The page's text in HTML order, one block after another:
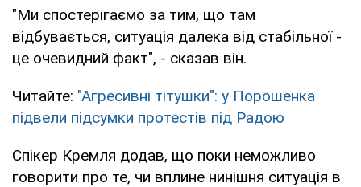
"Ми спостерігаємо за тим, що там
відбувається, ситуація далека від стабільної -
це очевидний факт", - сказав він.
Читайте: "Агресивні тітушки": у Порошенка
підвели підсумки протестів під Радою
Спікер Кремля додав, що поки неможливо
говорити про те, чи вплине нинішня ситуація в